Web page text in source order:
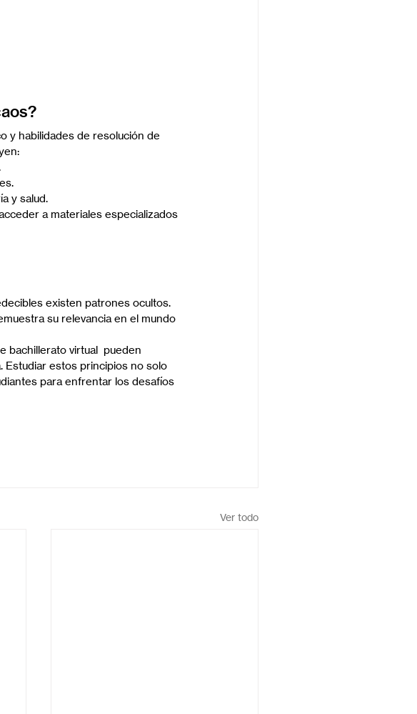
y habilidades de resolución de
y salud.
a materiales especializados
existen patrones ocultos.
su relevancia en el mundo
bachillerato virtual  pueden
Estudiar estos principios no solo
para enfrentar los desafíos
Ver todo